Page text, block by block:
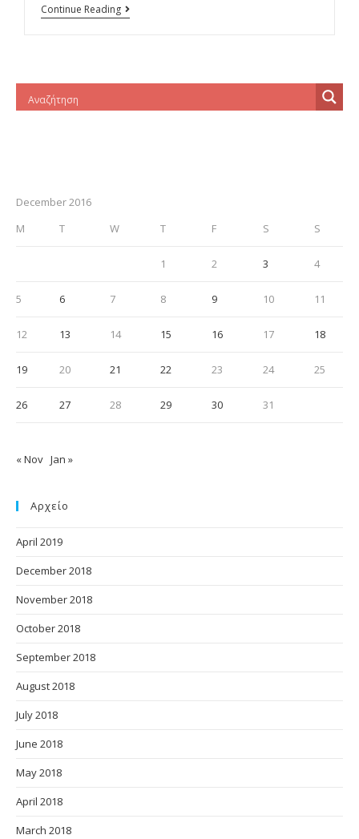
Continue Reading Βασιλόπιτα
Τσούλη
December 2016
M
T W T F S S
1 2 3 4
5 6 7 8 9 10 11
12 13 14 15 16 17 18
19 20 21 22 23 24 25
26 27 28 29 30 31
« Nov Jan »
Αρχείο
April 2019
December 2018
November 2018
October 2018
September 2018
August 2018
July 2018
June 2018
May 2018
April 2018
March 2018